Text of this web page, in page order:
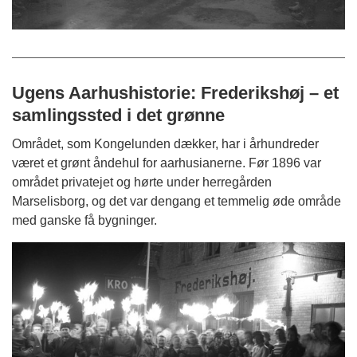
Ugens Aarhushistorie: Frederikshøj – et
samlingssted i det grønne
Området, som Kongelunden dækker, har i århundreder
været et grønt åndehul for aarhusianerne. Før 1896 var
området privatejet og hørte under herregården
Marselisborg, og det var dengang et temmelig øde område
med ganske få bygninger.